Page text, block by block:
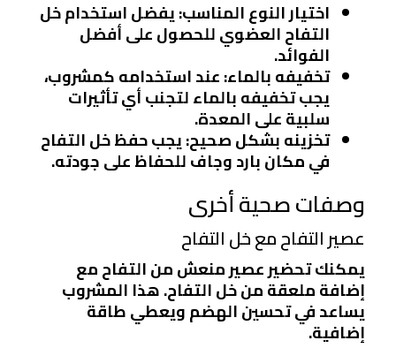
اختيار النوع المناسب: يفضل استخدام خل
التفاح العضوي للحصول على أفضل
الفوائد.
تخفيفه بالماء: عند استخدامه كمشروب،
يجب تخفيفه بالماء لتجنب أي تأثيرات
سلبية على المعدة.
تخزينه بشكل صحيح: يجب حفظ خل التفاح
في مكان بارد وجاف للحفاظ على جودته.
وصفات صحية أخرى
عصير التفاح مع خل التفاح
يمكنك تحضير عصير منعش من التفاح مع
إضافة ملعقة من خل التفاح. هذا المشروب
يساعد في تحسين الهضم ويعطي طاقة
إضافية.